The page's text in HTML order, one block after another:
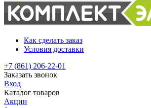
Как сделать заказ
Условия доставки
+7 (861) 206-22-01
Заказать звонок
Вход
Каталог товаров
Акции